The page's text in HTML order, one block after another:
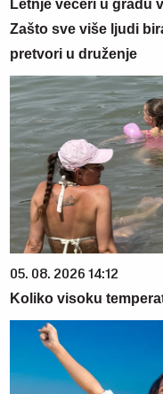
Letnje večeri u gradu
Zašto sve više ljudi
pretvori u druženje
05. 08. 2026 14:12
Koliko visoku